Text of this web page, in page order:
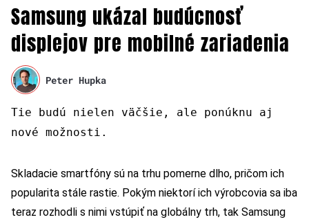
Samsung ukázal budúcnosť
displejov pre mobilné zariadenia
Peter Hupka
Tie budú nielen väčšie, ale ponúknu aj
nové možnosti.
Skladacie smartfóny sú na trhu pomerne dlho, pričom ich
popularita stále rastie. Pokým niektorí ich výrobcovia sa iba
teraz rozhodli s nimi vstúpiť na globálny trh, tak Samsung